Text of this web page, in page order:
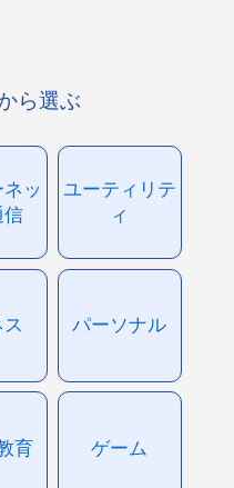
ら選ぶ
ッ
信
ユーティリテ
ィ
パーソナル
育 ゲーム